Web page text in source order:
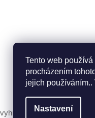
Tento web
procházením
jejich používáním..
Nastavení
Facebook
Upravit